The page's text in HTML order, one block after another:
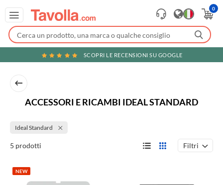
0
SCOPRI LE RECENSIONI SU GOOGLE
ACCESSORI E RICAMBI IDEAL STANDARD
Ideal Standard
5 prodotti Filtri
NEW